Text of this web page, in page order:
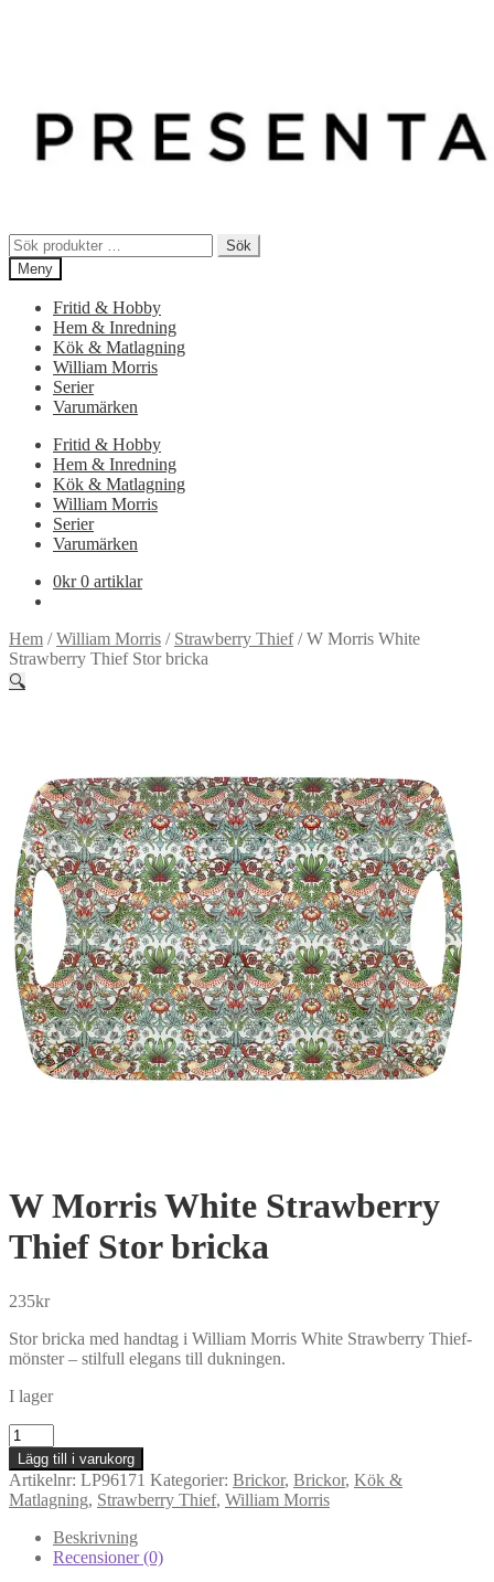
Sök
efter:
Sök
Meny
Fritid & Hobby
Hem & Inredning
Kök & Matlagning
William Morris
Serier
Varumärken
Fritid & Hobby
Hem & Inredning
Kök & Matlagning
William Morris
Serier
Varumärken
0kr 0 artiklar
Hem /William Morris / Strawberry Thief/W Morris White
Strawberry Thief Stor bricka
🔍
W Morris White Strawberry
Thief Stor bricka
235kr
Stor bricka med handtag i William Morris White Strawberry Thief-
mönster – stilfull elegans till dukningen.
I lager
W
Morris
White
Strawberry
Thief
Stor
bricka
mängd
Lägg till i varukorg
Artikelnr: LP96171 Kategorier: Brickor, Brickor, Kök &
Matlagning, Strawberry Thief, William Morris
Beskrivning
Recensioner (0)